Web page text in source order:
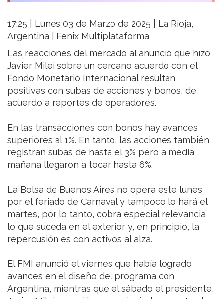
17:25 | Lunes 03 de Marzo de 2025 | La Rioja,
Argentina | Fenix Multiplataforma
Las reacciones del mercado al anuncio que hizo
Javier Milei sobre un cercano acuerdo con el
Fondo Monetario Internacional resultan
positivas con subas de acciones y bonos, de
acuerdo a reportes de operadores.
En las transacciones con bonos hay avances
superiores al 1%. En tanto, las acciones también
registran subas de hasta el 3% pero a media
mañana llegaron a tocar hasta 6%.
La Bolsa de Buenos Aires no opera este lunes
por el feriado de Carnaval y tampoco lo hará el
martes, por lo tanto, cobra especial relevancia
lo que suceda en el exterior y, en principio, la
repercusión es con activos al alza.
El FMI anunció el viernes que había logrado
avances en el diseño del programa con
Argentina, mientras que el sábado el presidente,